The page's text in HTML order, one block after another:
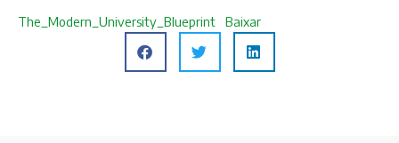
The_Modern_University_Blueprint Baixar